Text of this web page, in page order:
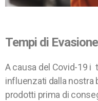
Tempi di Evasione
A causa del Covid-19 i
influenzati dalla nostra
prodotti prima di